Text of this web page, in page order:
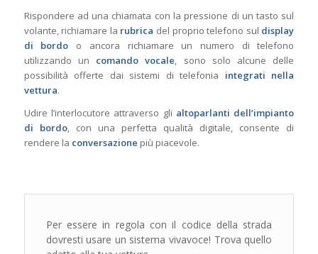
Rispondere ad una chiamata con la pressione di un tasto sul
volante, richiamare la rubrica del proprio telefono sul display
di bordo o ancora richiamare un numero di telefono
utilizzando un comando vocale, sono solo alcune delle
possibilità offerte dai sistemi di telefonia integrati nella
vettura.
Udire l’interlocutore attraverso gli altoparlanti dell’impianto
di bordo, con una perfetta qualità digitale, consente di
rendere la conversazione più piacevole.
Per essere in regola con il codice della strada
dovresti usare un sistema vivavoce! Trova quello